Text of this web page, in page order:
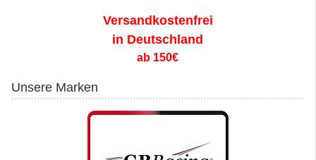
Versandkostenfrei
in Deutschland
ab 150€
Unsere Marken